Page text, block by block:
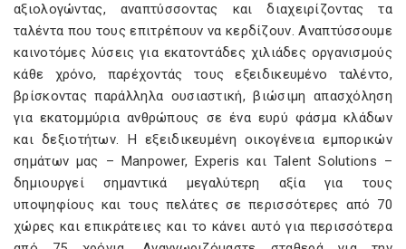
αξιολογώντας, αναπτύσσοντας και διαχειρίζοντας τα
ταλέντα που τους επιτρέπουν να κερδίζουν. Αναπτύσσουμε
καινοτόμες λύσεις για εκατοντάδες χιλιάδες οργανισμούς
κάθε χρόνο, παρέχοντάς τους εξειδικευμένο ταλέντο,
βρίσκοντας παράλληλα ουσιαστική, βιώσιμη απασχόληση
για εκατομμύρια ανθρώπους σε ένα ευρύ φάσμα κλάδων
και δεξιοτήτων. Η εξειδικευμένη οικογένεια εμπορικών
σημάτων μας – Manpower, Experis και Talent Solutions –
δημιουργεί σημαντικά μεγαλύτερη αξία για τους
υποψηφίους και τους πελάτες σε περισσότερες από 70
χώρες και επικράτειες και το κάνει αυτό για περισσότερα